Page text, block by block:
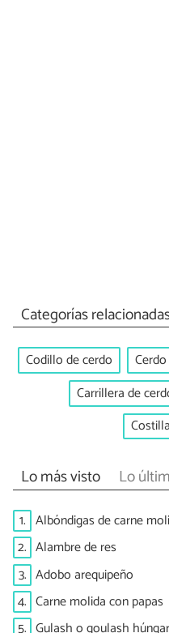
Categorías
Codillo de cerdo
Carrillera de
Lo más visto Lo
1. Albóndigas de carne
2. Alambre de res
3. Adobo arequipeño
4. Carne molida con papas